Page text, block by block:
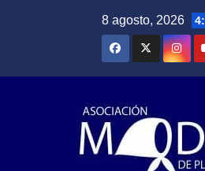
8 agosto, 2026